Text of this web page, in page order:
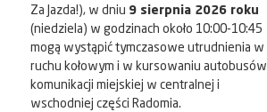
Za Jazda!), w dniu 9 sierpnia 2026 roku
(niedziela) w godzinach około 10:00-10:45
mogą wystąpić tymczasowe utrudnienia w
ruchu kołowym i w kursowaniu autobusów
komunikacji miejskiej w centralnej i
wschodniej części Radomia.